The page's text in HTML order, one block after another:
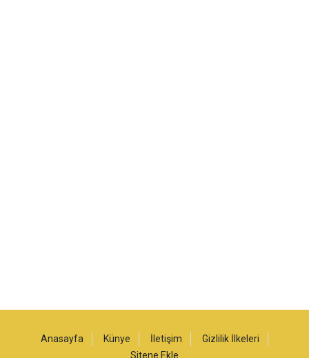
Anasayfa Künye İletişim
Gizlilik İlkeleri
Sitene Ekle